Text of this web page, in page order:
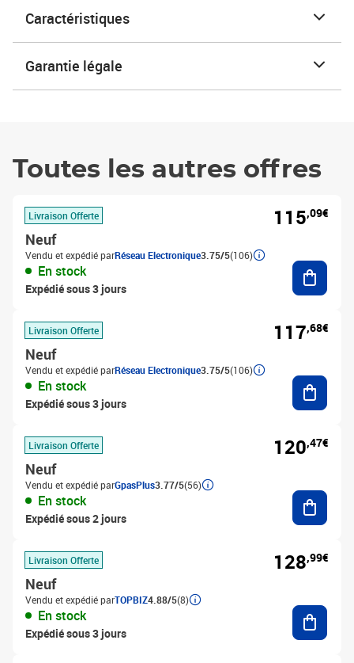
Caractéristiques
Garantie légale
Toutes les autres offres
Livraison Offerte
Neuf
Vendu et expédié parRéseau Electronique3.75/5(106)
En stock
Expédié sous 3 jours
115,09€
Livraison Offerte
Neuf
Vendu et expédié parRéseau Electronique3.75/5(106)
En stock
Expédié sous 3 jours
117,68€
Livraison Offerte
Neuf
Vendu et expédié parGpasPlus3.77/5(56)
En stock
Expédié sous 2 jours
120,47€
Livraison Offerte
Neuf
Vendu et expédié parTOPBIZ4.88/5(8)
En stock
Expédié sous 3 jours
128,99€